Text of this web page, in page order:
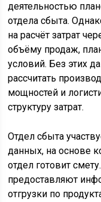
деятельностью
отдела сбыта.
на расчёт затрат
объёму продаж,
условий. Без этих
рассчитать
мощностей и
структуру затрат.
Отдел сбыта
данных, на основе
отдел готовит
предоставляют
отгрузки по